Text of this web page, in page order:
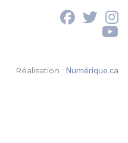
Réalisation :Numérique.ca